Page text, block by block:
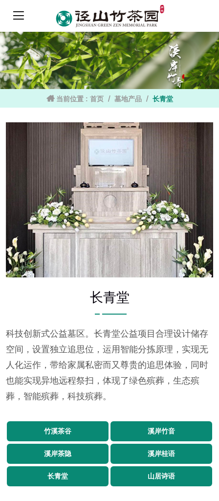
当前位置 : 首页 墓地产品 长青堂
长青堂
科技创新式公益墓区。长青堂公益项目合理设计储存
空间，设置独立追思位，运用智能分拣原理，实现无
人化运作，带给家属私密而又尊贵的追思体验，同时
也能实现异地远程祭扫，体现了绿色殡葬，生态殡
葬，智能殡葬，科技殡葬。
竹溪茶谷 溪岸竹音
溪岸茶隐 溪岸桂语
长青堂 山居诗语